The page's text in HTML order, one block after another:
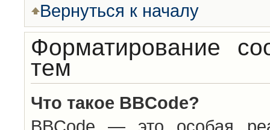
Вернуться к началу
Форматирование
тем
Что такое BBCode?